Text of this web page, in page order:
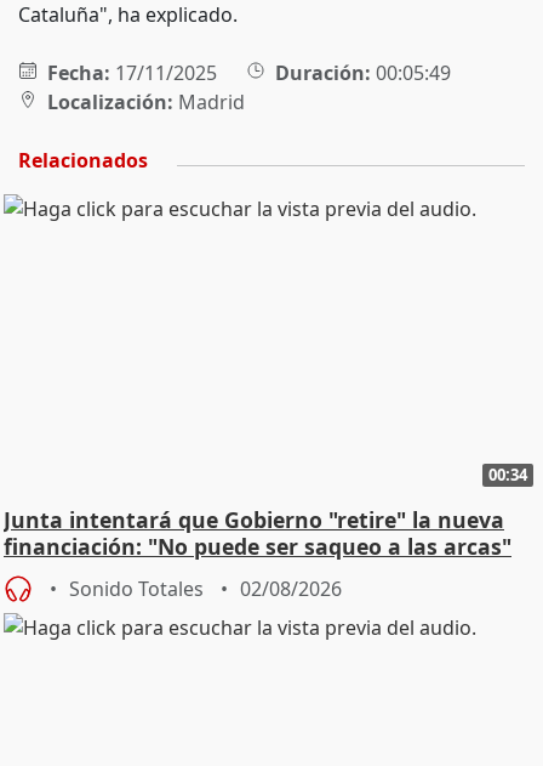
Cataluña", ha explicado.
Fecha: 17/11/2025 Duración: 00:05:49
Localización: Madrid
Relacionados
00:34
Junta intentará que Gobierno "retire" la nueva
financiación: "No puede ser saqueo a las arcas"
Sonido Totales 02/08/2026